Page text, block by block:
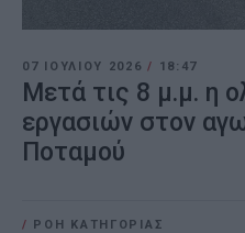
07 ΙΟΥΛΊΟΥ 2026/ 18:47
Μετά τις 8 μ.μ. η
εργασιών στον
Ποταμού
/ ΡΟΗ ΚΑΤΗΓΟΡΙΑΣ